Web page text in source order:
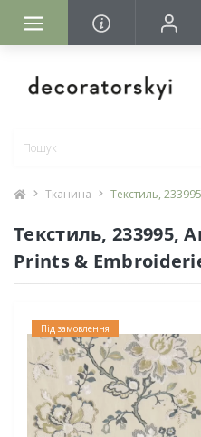
Тканина Текстиль,
Текстиль, 233995,
Prints &
Під замовлення